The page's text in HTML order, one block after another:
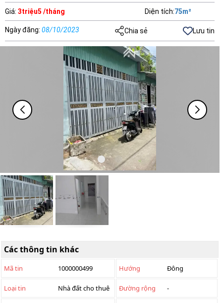
Giá: 3triệu5 /tháng Diện tích:75m²
Ngày đăng: 08/10/2023 Chia sẻ Lưu tin
Các thông tin khác
Mã tin 1000000499 Hướng Đông
Loại tin Nhà đất cho thuê Đường rộng -